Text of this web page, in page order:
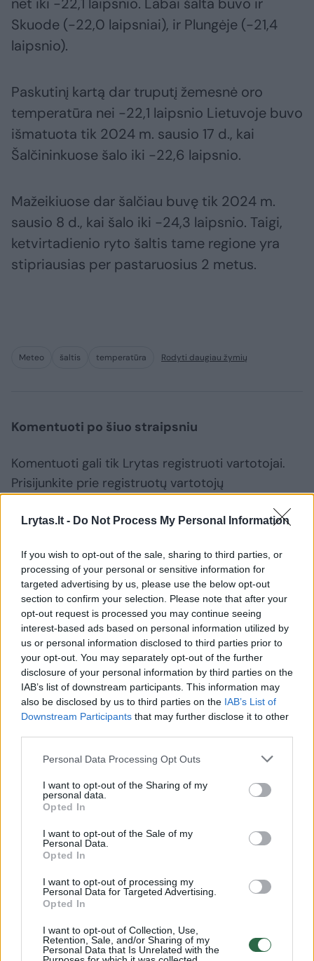
Lrytas.lt - Do Not Process My Personal Information
If you wish to opt-out of the sale, sharing to third parties, or
processing of your personal or sensitive information for
targeted advertising by us, please use the below opt-out
section to confirm your selection. Please note that after your
opt-out request is processed you may continue seeing
interest-based ads based on personal information utilized by
us or personal information disclosed to third parties prior to
your opt-out. You may separately opt-out of the further
disclosure of your personal information by third parties on the
IAB’s list of downstream participants. This information may
also be disclosed by us to third parties on the IAB’s List of
Downstream Participants that may further disclose it to other
Personal Data Processing Opt Outs
I want to opt-out of the Sharing of my
personal data.
Opted In
I want to opt-out of the Sale of my
Personal Data.
Opted In
I want to opt-out of processing my
Personal Data for Targeted Advertising.
Opted In
I want to opt-out of Collection, Use,
Retention, Sale, and/or Sharing of my
Personal Data that Is Unrelated with the
Skuode (-22,0 laipsniai), ir Plungėje (-21,4
laipsnio).
Paskutinį kartą dar truputį žemesnė oro
temperatūra nei -22,1 laipsnio Lietuvoje buvo
išmatuota tik 2024 m. sausio 17 d., kai
Šalčininkuose šalo iki -22,6 laipsnio.
Mažeikiuose dar šalčiau buvę tik 2024 m.
sausio 8 d., kai šalo iki -24,3 laipsnio. Taigi,
ketvirtadienio ryto šaltis tame regione yra
stipriausias per pastaruosius 2 metus.
Meteo šaltis temperatūra Rodyti daugiau žymių
Komentuoti po šiuo straipsniu
Komentuoti gali tik Lrytas registruoti vartotojai.
Prisijunkite prie registruotų vartotojų
Rodyti komentarus
Prisijungti komentatoriams
Gamta Orai
Sinoptikė perspėja: po trumpos
gaivos – nauja banga(1)